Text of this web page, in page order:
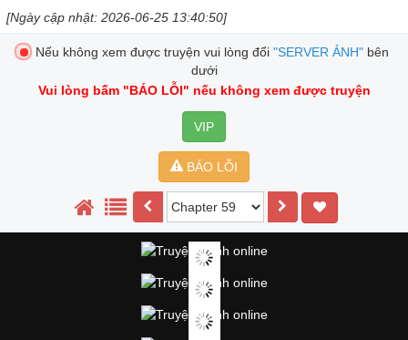
[Ngày cập nhật: 2026-06-25 13:40:50]
Nếu không xem được truyện vui lòng đổi "SERVER ẢNH"bên
dưới
Vui lòng bấm "BÁO LỖI" nếu không xem được truyện
VIP
BÁO LỖI